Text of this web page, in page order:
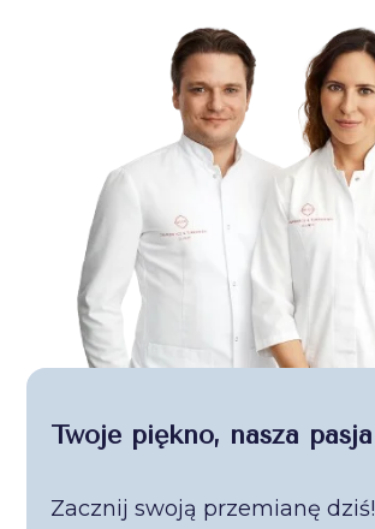
Twoje piękno, nasza pasja
Zacznij swoją przemianę dziś!